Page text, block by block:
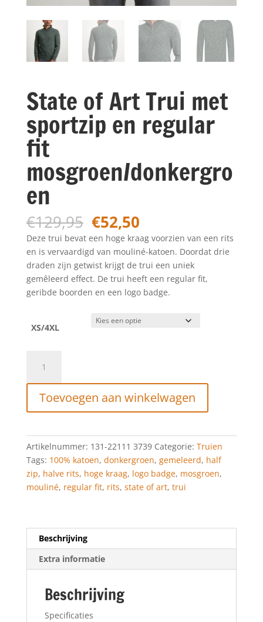
State of Art Trui met
sportzip en regular
fit
mosgroen/donkergro
en
€129,95 Oorspronkelijke
prijs
was:
€129,95.
€52,50Huidige
prijs
is:
€52,50.
Deze trui bevat een hoge kraag voorzien van een rits
en is vervaardigd van mouliné-katoen. Doordat drie
draden zijn getwist krijgt de trui een uniek
gemêleerd effect. De trui heeft een regular fit,
geribde boorden en een logo badge.
XS/4XL
Art
Trui
met
en
regular
fit
mosgroen/donkergroen
aantal
Toevoegen aan winkelwagen
Artikelnummer: 131-22111 3739 Categorie: Truien
Tags: 100% katoen, donkergroen, gemeleerd, half
zip, halve rits, hoge kraag, logo badge, mosgroen,
mouliné, regular fit, rits, state of art, trui
Beschrijving
Extra informatie
Beschrijving
Specificaties